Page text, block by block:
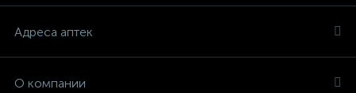
Адреса аптек
О компании